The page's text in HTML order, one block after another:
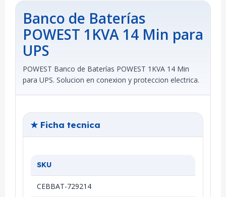
Banco de Baterías
POWEST 1KVA 14 Min para
UPS
POWEST Banco de Baterías POWEST 1KVA 14 Min
para UPS. Solucion en conexion y proteccion electrica.
★ Ficha tecnica
SKU
CEBBAT-729214